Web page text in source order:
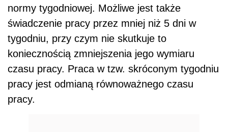
normy tygodniowej. Możliwe jest także
świadczenie pracy przez mniej niż 5 dni w
tygodniu, przy czym nie skutkuje to
koniecznością zmniejszenia jego wymiaru
czasu pracy. Praca w tzw. skróconym tygodniu
pracy jest odmianą równoważnego czasu
pracy.